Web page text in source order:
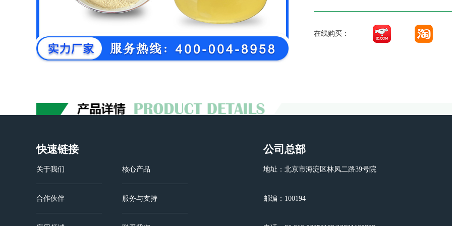
在线购买：
快速链接
关于我们
合作伙伴
核心产品
服务与支持
公司总部
地址：北京市海淀区林风二路39号院
邮编：100194